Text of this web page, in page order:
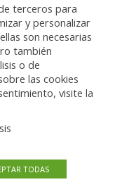
sobre el
derechos, consulte la
politica-de-
terceros para
y personalizar
son necesarias
también
o de
las cookies
visite la
TODAS